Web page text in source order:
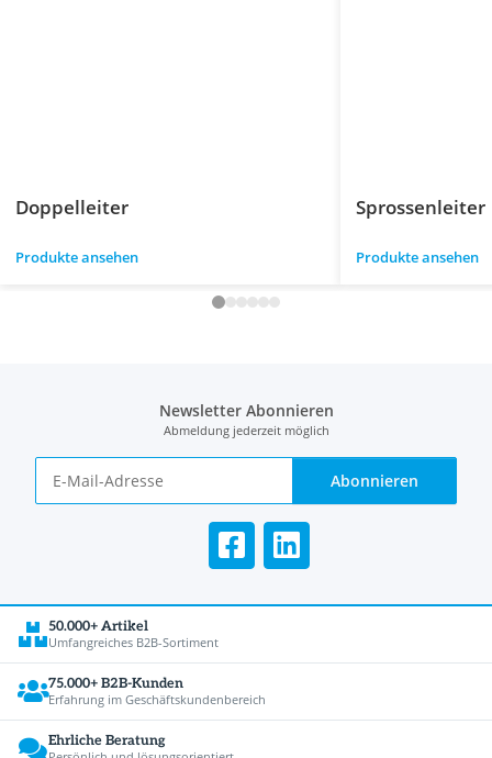
Doppelleiter
Produkte ansehen
Sprossenleiter
Produkte ansehen
Newsletter Abonnieren
Abmeldung jederzeit möglich
Abonnieren
50.000+ Artikel
Umfangreiches B2B-Sortiment
75.000+ B2B-Kunden
Erfahrung im Geschäftskundenbereich
Ehrliche Beratung